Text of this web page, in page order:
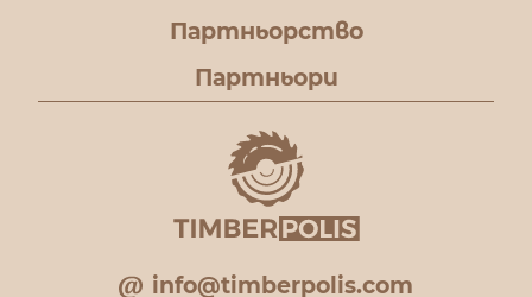
Партньорство
Партньори
info@timberpolis.com